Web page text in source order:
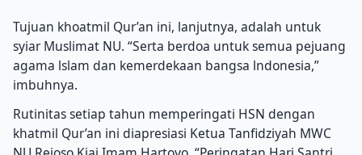
Tujuan khoatmil Qur’an ini, lanjutnya, adalah untuk
syiar Muslimat NU. “Serta berdoa untuk semua pejuang
agama lslam dan kemerdekaan bangsa lndonesia,”
imbuhnya.
Rutinitas setiap tahun memperingati HSN dengan
khatmil Qur’an ini diapresiasi Ketua Tanfidziyah MWC